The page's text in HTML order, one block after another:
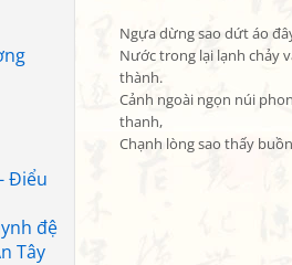
Ngựa dừng sao dứt áo
Nước trong lại lạnh chảy
thành.
Cảnh ngoài ngọn núi
thanh,
Chạnh lòng sao thấy
Điểu
đệ
Tây